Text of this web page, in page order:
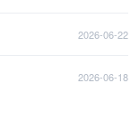
2026-06-22
2026-06-18